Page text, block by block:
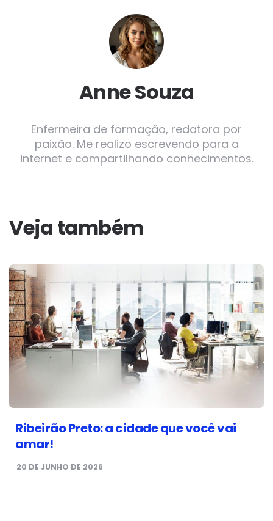
Anne Souza
Enfermeira de formação, redatora por
paixão. Me realizo escrevendo para a
internet e compartilhando conhecimentos.
Veja também
Ribeirão Preto: a cidade que você vai
amar!
20 DE JUNHO DE 2026